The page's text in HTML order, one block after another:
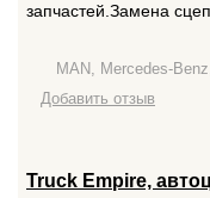
запчастей.Замена
MAN, Mercedes-
Добавить отзыв
Truck Empire,